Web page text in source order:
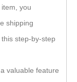
you
shipping
step-by-step
valuable feature